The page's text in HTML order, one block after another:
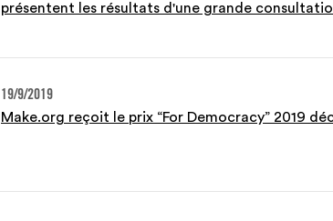
présentent les résultats d'une grande
19/9/2019
Make.org reçoit le prix “For Democracy” 2019